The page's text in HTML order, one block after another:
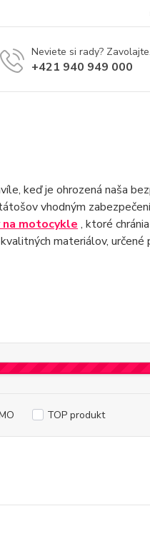
Neviete si rady? Zavolajte.
+421 940 949 000
keď je ohrozená naša
vhodným
na motocykle , ktoré
materiálov,
TOP produkt